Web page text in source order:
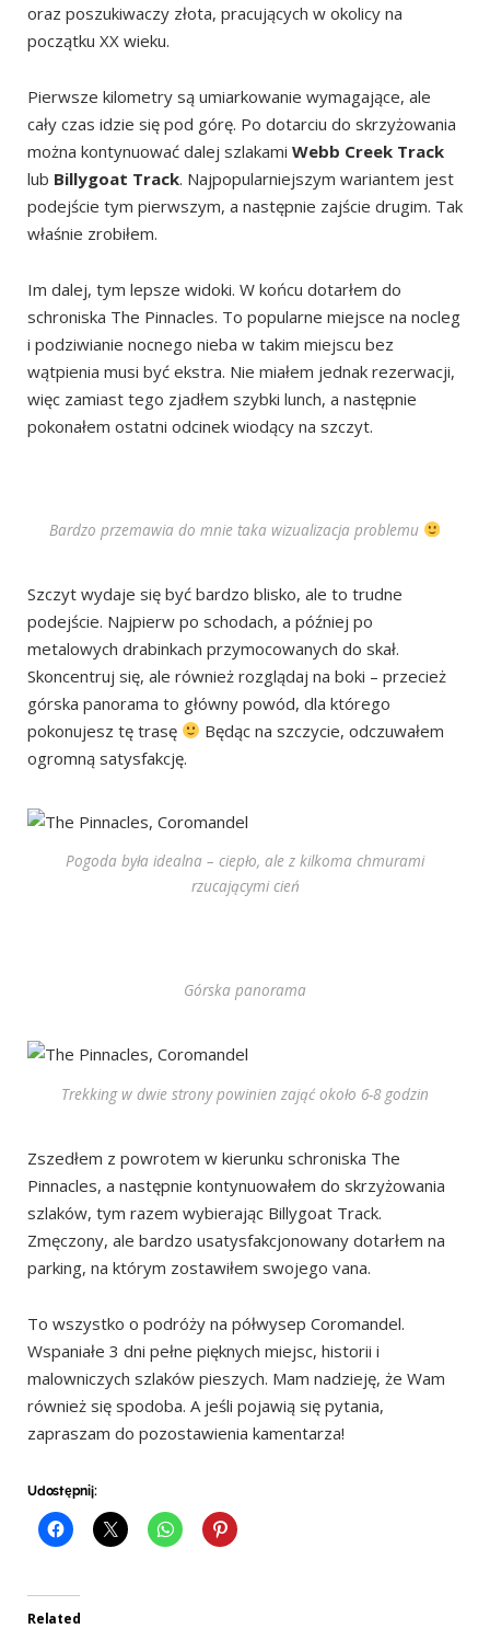
oraz poszukiwaczy złota, pracujących w okolicy na
początku XX wieku.
Pierwsze kilometry są umiarkowanie wymagające, ale
cały czas idzie się pod górę. Po dotarciu do skrzyżowania
można kontynuować dalej szlakami Webb Creek Track
lub Billygoat Track. Najpopularniejszym wariantem jest
podejście tym pierwszym, a następnie zajście drugim. Tak
właśnie zrobiłem.
Im dalej, tym lepsze widoki. W końcu dotarłem do
schroniska The Pinnacles. To popularne miejsce na nocleg
i podziwianie nocnego nieba w takim miejscu bez
wątpienia musi być ekstra. Nie miałem jednak rezerwacji,
więc zamiast tego zjadłem szybki lunch, a następnie
pokonałem ostatni odcinek wiodący na szczyt.
Bardzo przemawia do mnie taka wizualizacja problemu
Szczyt wydaje się być bardzo blisko, ale to trudne
podejście. Najpierw po schodach, a później po
metalowych drabinkach przymocowanych do skał.
Skoncentruj się, ale również rozglądaj na boki – przecież
górska panorama to główny powód, dla którego
pokonujesz tę trasę
Będąc na szczycie, odczuwałem
ogromną satysfakcję.
Pogoda była idealna – ciepło, ale z kilkoma chmurami
rzucającymi cień
Górska panorama
Trekking w dwie strony powinien zająć około 6-8 godzin
Zszedłem z powrotem w kierunku schroniska The
Pinnacles, a następnie kontynuowałem do skrzyżowania
szlaków, tym razem wybierając Billygoat Track.
Zmęczony, ale bardzo usatysfakcjonowany dotarłem na
parking, na którym zostawiłem swojego vana.
To wszystko o podróży na półwysep Coromandel.
Wspaniałe 3 dni pełne pięknych miejsc, historii i
malowniczych szlaków pieszych. Mam nadzieję, że Wam
również się spodoba. A jeśli pojawią się pytania,
zapraszam do pozostawienia kamentarza!
Udostępnij:
Related